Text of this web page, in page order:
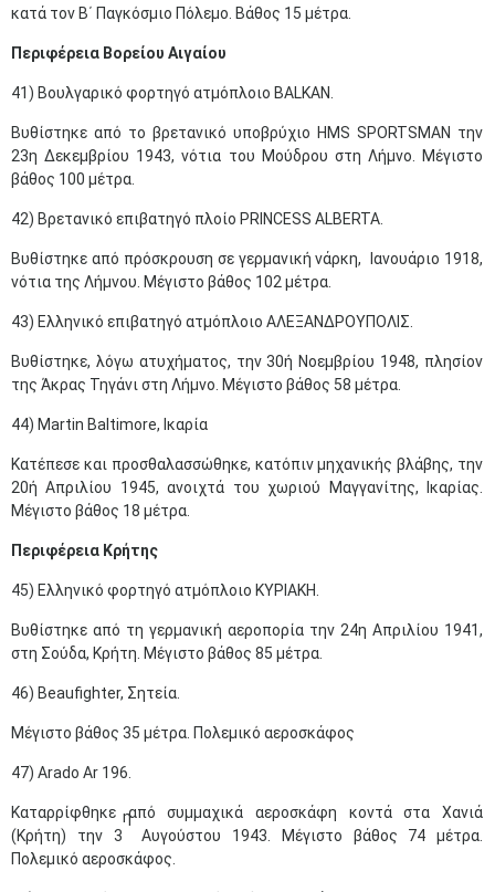
κατά τον Β΄ Παγκόσμιο Πόλεμο. Βάθος 15 μέτρα.
Περιφέρεια Βορείου Αιγαίου
41) Βουλγαρικό φορτηγό ατμόπλοιο BALKAN.
Βυθίστηκε από το βρετανικό υποβρύχιο HMS SPORTSMAN την
23η Δεκεμβρίου 1943, νότια του Μούδρου στη Λήμνο. Μέγιστο
βάθος 100 μέτρα.
42) Βρετανικό επιβατηγό πλοίο PRINCESS ALBERTA.
Βυθίστηκε από πρόσκρουση σε γερμανική νάρκη, Ιανουάριο 1918,
νότια της Λήμνου. Μέγιστο βάθος 102 μέτρα.
43) Ελληνικό επιβατηγό ατμόπλοιο ΑΛΕΞΑΝΔΡΟΥΠΟΛΙΣ.
Βυθίστηκε, λόγω ατυχήματος, την 30ή Νοεμβρίου 1948, πλησίον
της Άκρας Τηγάνι στη Λήμνο. Μέγιστο βάθος 58 μέτρα.
44) Martin Baltimore, Ικαρία
Κατέπεσε και προσθαλασσώθηκε, κατόπιν μηχανικής βλάβης, την
20ή Απριλίου 1945, ανοιχτά του χωριού Μαγγανίτης, Ικαρίας.
Μέγιστο βάθος 18 μέτρα.
Περιφέρεια Κρήτης
45) Ελληνικό φορτηγό ατμόπλοιο ΚΥΡΙΑΚΗ.
Βυθίστηκε από τη γερμανική αεροπορία την 24η Απριλίου 1941,
στη Σούδα, Κρήτη. Μέγιστο βάθος 85 μέτρα.
46) Βeaufighter, Σητεία.
Μέγιστο βάθος 35 μέτρα. Πολεμικό αεροσκάφος
47) Arado Ar 196.
Καταρρίφθηκε από συμμαχικά αεροσκάφη κοντά στα Χανιά
(Κρήτη) την 3
η
Αυγούστου 1943. Μέγιστο βάθος 74 μέτρα.
Πολεμικό αεροσκάφος.